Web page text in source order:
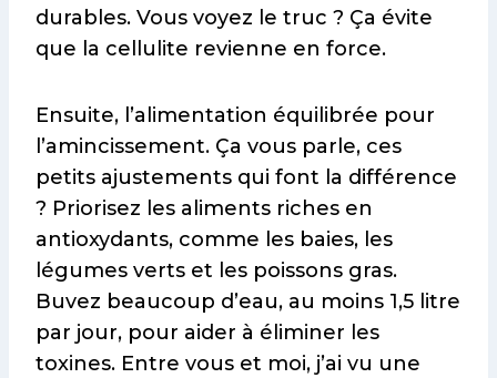
durables. Vous voyez le truc ? Ça évite
que la cellulite revienne en force.
Ensuite, l’alimentation équilibrée pour
l’amincissement. Ça vous parle, ces
petits ajustements qui font la différence
? Priorisez les aliments riches en
antioxydants, comme les baies, les
légumes verts et les poissons gras.
Buvez beaucoup d’eau, au moins 1,5 litre
par jour, pour aider à éliminer les
toxines. Entre vous et moi, j’ai vu une